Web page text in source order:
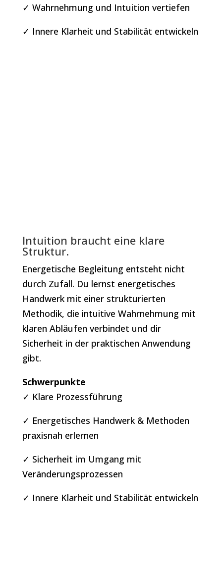
✓ Wahrnehmung und Intuition vertiefen
✓ Innere Klarheit und Stabilität entwickeln
Intuition braucht eine klare
Struktur.
Energetische Begleitung entsteht nicht
durch Zufall. Du lernst energetisches
Handwerk mit einer strukturierten
Methodik, die intuitive Wahrnehmung mit
klaren Abläufen verbindet und dir
Sicherheit in der praktischen Anwendung
gibt.
Schwerpunkte
✓ Klare Prozessführung
✓ Energetisches Handwerk & Methoden
praxisnah erlernen
✓ Sicherheit im Umgang mit
Veränderungsprozessen
✓ Innere Klarheit und Stabilität entwickeln